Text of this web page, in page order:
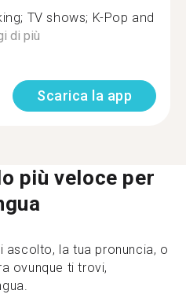
TV shows; K-Pop and
di più
Scarica la app
più veloce per
ascolto, la tua pronuncia, o
ovunque ti trovi,